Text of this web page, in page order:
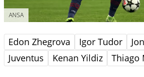
ANSA
Edon Zhegrova Igor Tudor
Juventus
Kenan Yildiz Thiago